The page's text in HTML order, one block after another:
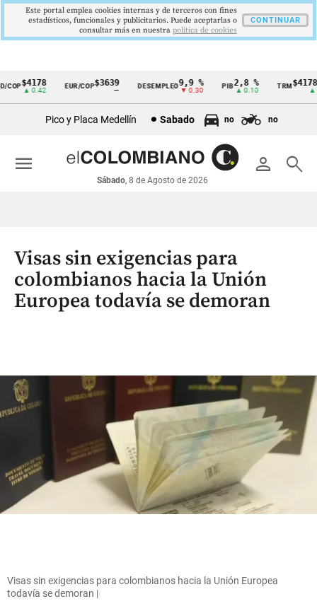
Cintillo
económicos
Colombia
$4178
▲ 0.42
EUR/COP$3639 DESEMPLEO9,9 %
▼ 0.30
2,8 %
▲ 0.10
TRM
▲
Pico y Placa Medellín Sabado no no
person search
Sábado, 8 de Agosto de 2026
menu
Visas sin exigencias para
colombianos hacia la Unión
Europea todavía se demoran
Visas sin exigencias para colombianos hacia la Unión Europea
todavía se demoran |
Este portal emplea cookies internas y de terceros con fines
estadísticos, funcionales y publicitarios. Puede aceptarlas o
consultar más en nuestra politica de cookies
CONTINUAR